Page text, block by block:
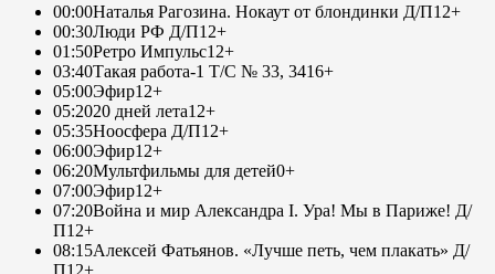
00:00Наталья Рагозина. Нокаут от блондинки Д/П12+
00:30Люди РФ Д/П12+
01:50Ретро Импульс12+
03:40Такая работа-1 Т/С № 33, 3416+
05:00Эфир12+
05:2020 дней лета12+
05:35Ноосфера Д/П12+
06:00Эфир12+
06:20Мультфильмы для детей0+
07:00Эфир12+
07:20Война и мир Александра I. Ура! Мы в Париже! Д/
П12+
08:15Алексей Фатьянов. «Лучше петь, чем плакать» Д/
П12+